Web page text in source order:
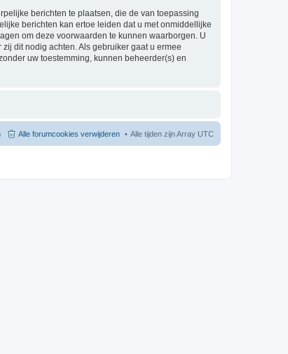
berichten te plaatsen, die de van toepassing
berichten kan ertoe leiden dat u met onmiddellijke
om deze voorwaarden te kunnen waarborgen. U
dit nodig achten. Als gebruiker gaat u ermee
uw toestemming, kunnen beheerder(s) en
Alle tijden zijn Array UTC
Alle forumcookies verwijderen